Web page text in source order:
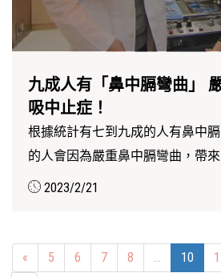
九成人有「鼻中膈彎曲」
吸中止症！
根據統計有七到九成的人有鼻中
的人會因為嚴重鼻中膈彎曲，帶
水等症況...
2023/2/21
« Previous
5 6 7 8 10